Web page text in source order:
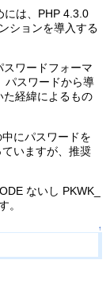
には、PHP 4.3.0
ションを導入する
ワードフォーマ
パスワードから導
経緯によるもの
にパスワードを
いますが、推奨
ないし PKWK_
。
↑